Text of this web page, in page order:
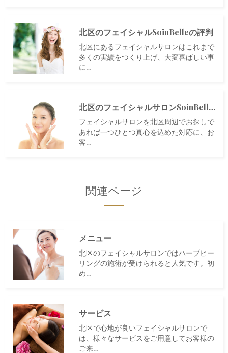
北区のフェイシャルSoinBelleの評判
北区にあるフェイシャルサロンはこれまで
多くの実績をつくり上げ、大変喜ばしい事
に…
北区のフェイシャルサロンSoinBelleのお客様の声
フェイシャルサロンを北区周辺でお探しで
あれば一つひとつ真心を込めた対応に、お
客…
関連ページ
メニュー
北区のフェイシャルサロンではハーブピー
リングの施術が受けられると人気です。初
め…
サービス
北区で心地が良いフェイシャルサロンで
は、様々なサービスをご用意してお客様の
ご来…